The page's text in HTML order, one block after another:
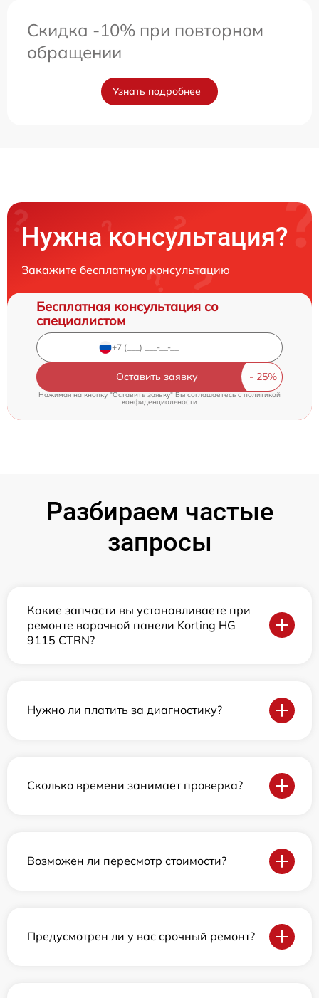
Скидка -10% при повторном
обращении
Узнать подробнее
Нужна консультация?
Закажите бесплатную консультацию
Бесплатная консультация со
специалистом
Оставить заявку
Нажимая на кнопку "Оставить заявку" Вы соглашаетесь cполитикой
конфиденциальности
Разбираем частые
запросы
Какие запчасти вы устанавливаете при
ремонте варочной панели Korting HG
9115 CTRN?
Нужно ли платить за диагностику?
Сколько времени занимает проверка?
Возможен ли пересмотр стоимости?
Предусмотрен ли у вас срочный ремонт?